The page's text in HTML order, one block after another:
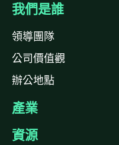
我們是誰
領導團隊
公司價值觀
辦公地點
產業
資源